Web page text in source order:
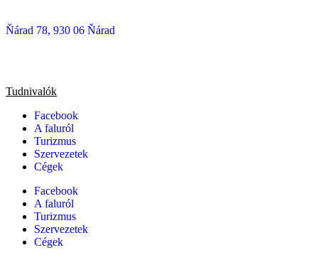
Ňárad 78, 930 06 Ňárad
Tudnivalók
Facebook
A faluról
Turizmus
Szervezetek
Cégek
Facebook
A faluról
Turizmus
Szervezetek
Cégek